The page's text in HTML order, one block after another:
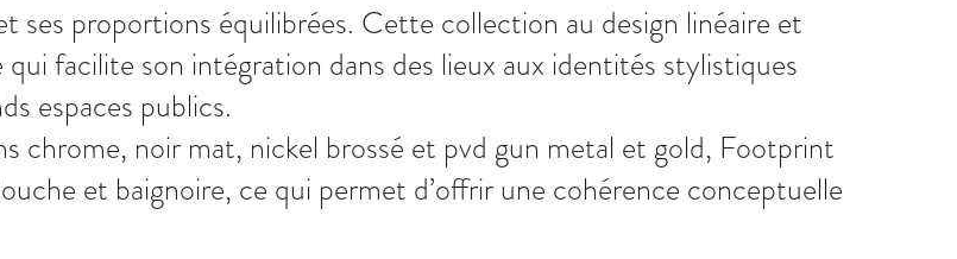
ses proportions équilibrées. Cette collection au design linéaire et
facilite son intégration dans des lieux aux identités stylistiques
espaces publics.
chrome, noir mat, nickel brossé et pvd gun metal et gold, Footprint
et baignoire, ce qui permet d’offrir une cohérence conceptuelle